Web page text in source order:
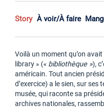
Story À voir/À faire
Voilà un moment qu’on
library » (« bibliothèque »),
américain. Tout ancien
d’exercice) a le sien, sur ses
musée, qui raconte sa
archives nationales,